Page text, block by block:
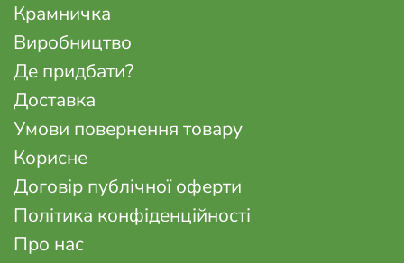
Крамничка
Виробництво
Де придбати?
Доставка
Умови повернення товару
Корисне
Договір публічної оферти
Політика конфіденційності
Про нас